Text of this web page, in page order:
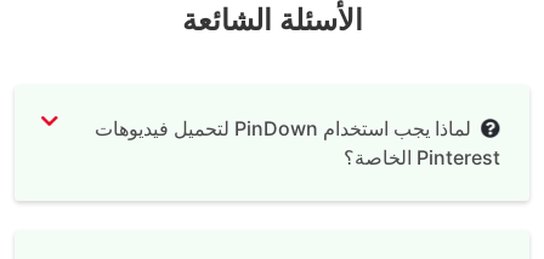
الأسئلة الشائعة
لماذا يجب استخدام PinDown لتحميل فيديوهات
Pinterest الخاصة؟